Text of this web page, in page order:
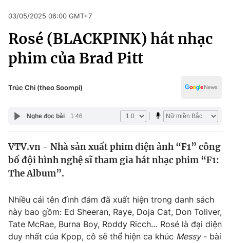
Chuyên mục
Chính trị
Pháp luật
Thế giới
Thế giới đó đây
Câu chuyện quốc tế
Kinh tế
Tài chính
Thị trường
Dữ liệu và đời sống
Pháp luật
Kinh tế
Thể thao
Truyền hình
Y tế
Công nghệ
03/05/2025 06:00 GMT+7
Rosé (BLACKPINK) hát nhạc
phim của Brad Pitt
Trúc Chi (theo Soompi)
Nghe đọc bài 1:46
VTV.vn - Nhà sản xuất phim điện ảnh “F1” công
bố đội hình nghệ sĩ tham gia hát nhạc phim “F1:
The Album”.
Nhiều cái tên đình đám đã xuất hiện trong danh sách
này bao gồm: Ed Sheeran, Raye, Doja Cat, Don Toliver,
Tate McRae, Burna Boy, Roddy Ricch… Rosé là đại diện
duy nhất của Kpop, cô sẽ thể hiện ca khúc Messy- bài